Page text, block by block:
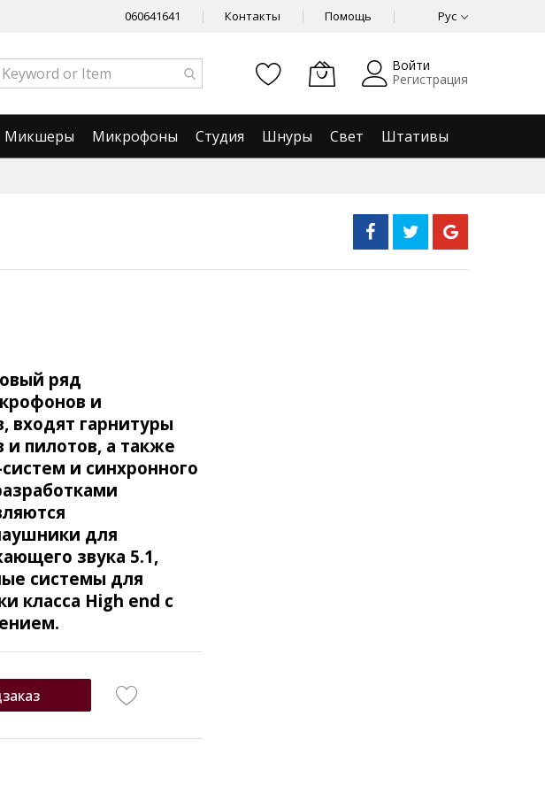
060641641 Контакты Помощь Рус
Войти
Регистрация
Микшеры Микрофоны Студия Шнуры Свет
Штативы
ряд
и
входят гарнитуры
пилотов, а также
и синхронного
для
звука 5.1,
системы для
класса High end с